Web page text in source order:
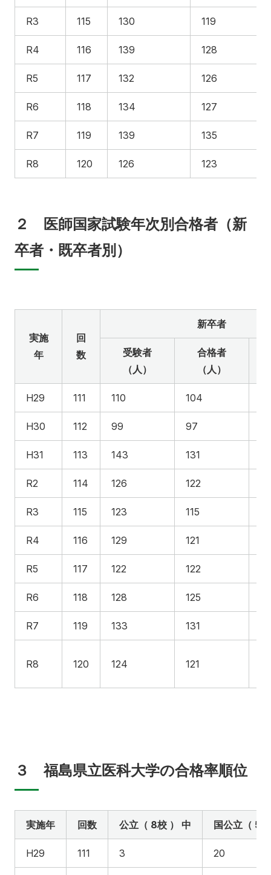
R3 115 130 119
R4 116 139 128
R5 117 132 126
R6 118 134 127
R7 119 139 135
R8 120 126 123
２ 医師国家試験年次別合格者（新
卒者・既卒者別）
実施
年
回
数
新卒者
受験者
（人）
合格者
（人）
H29 111 110 104
H30 112 99 97
H31 113 143 131
R2 114 126 122
R3 115 123 115
R4 116 129 121
R5 117 122 122
R6 118 128 125
R7 119 133 131
R8 120 124 121
３ 福島県立医科大学の合格率順位
実施年 回数 公立（ 8校 ） 中 国公立（ 51
H29 111 3 20